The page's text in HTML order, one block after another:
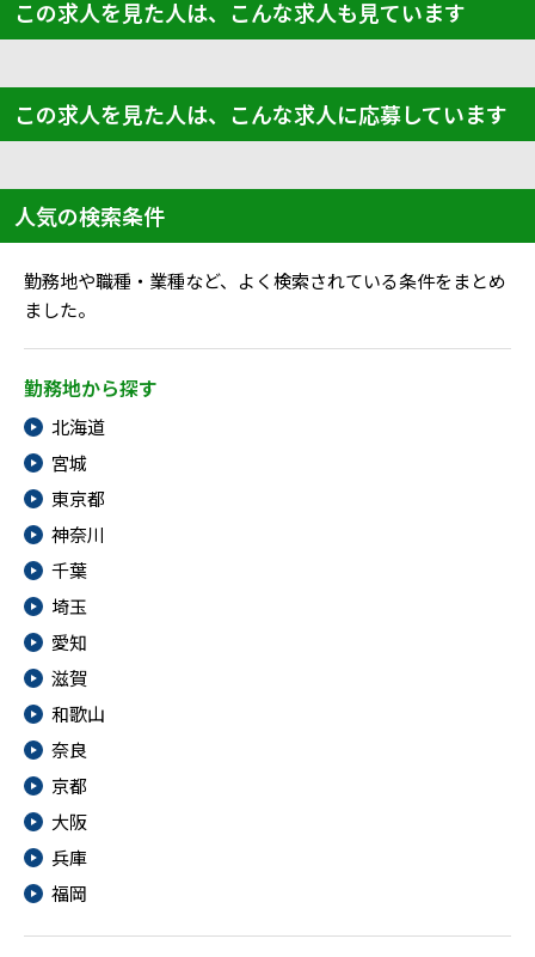
この求人を見た人は、こんな求人も見ています
この求人を見た人は、こんな求人に応募しています
人気の検索条件
勤務地や職種・業種など、よく検索されている条件をまとめ
ました。
勤務地から探す
北海道
宮城
東京都
神奈川
千葉
埼玉
愛知
滋賀
和歌山
奈良
京都
大阪
兵庫
福岡